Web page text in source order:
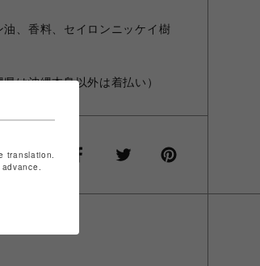
、香料、セイロンニッケイ樹
は沖縄本島以外は着払い）
translation.